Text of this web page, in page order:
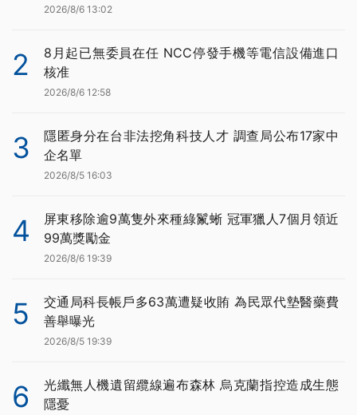
2026/8/6 13:02
2
8月起已無委員在任 NCC停發手機等電信設備進口
核准
2026/8/6 12:58
3
隱匿身分在台非法挖角科技人才 調查局公布17家中
企名單
2026/8/5 16:03
4
屏東移除逾9萬隻外來種綠鬣蜥 冠軍獵人7個月領近
99萬獎勵金
2026/8/6 19:39
5
交通局科長帳戶多63萬遭疑收賄 為民眾代墊醫藥費
善舉曝光
2026/8/5 19:39
6
光纖無人機遺留纜線遍布森林 烏克蘭指控造成生態
隱憂